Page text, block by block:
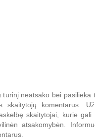
turinį neatsako bei pasilieka
skaitytojų komentarus.
skaitytojai, kurie gali
atsakomybėn.